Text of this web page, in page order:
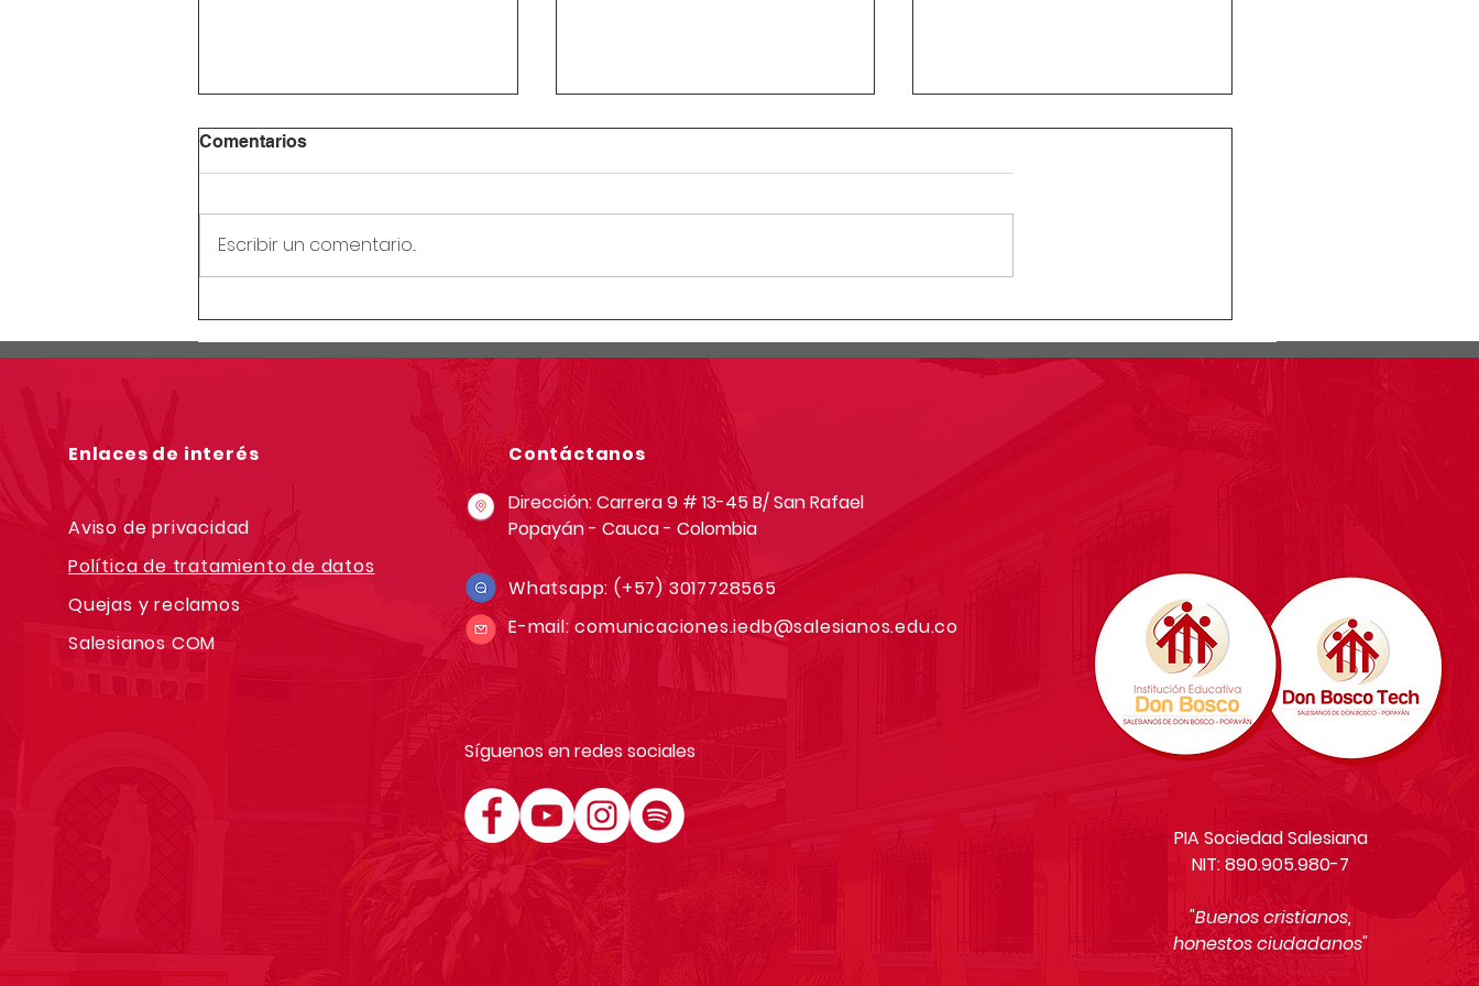
escolar
secundaria junio 12 de 2026
simulacro pruebas saber
Comentarios
Escribir un comentario...
Enlaces de interés Contáctanos
Aviso de privacidad
Política de tratamiento de datos
Quejas y reclamos
Salesianos COM
Dirección: Carrera 9 # 13-45 B/ San Rafael
Popayán - Cauca - Colombia
Whatsapp:(+57) 3017728565
E-mail:comunicaciones.iedb@salesianos.edu.co
Síguenos en redes sociales
PIA Sociedad Salesiana
NIT: 890.905.980-7
"Buenos cristianos,
honestos ciudadanos"